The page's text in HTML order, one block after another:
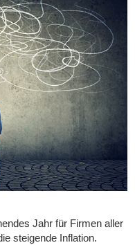
Jahr für Firmen aller
steigende Inflation.